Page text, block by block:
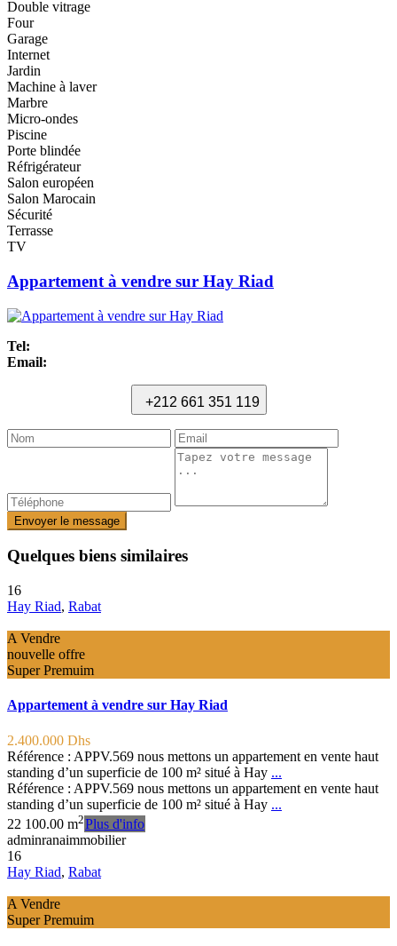
Double vitrage
Four
Garage
Internet
Jardin
Machine à laver
Marbre
Micro-ondes
Piscine
Porte blindée
Réfrigérateur
Salon européen
Salon Marocain
Sécurité
Terrasse
TV
Appartement à vendre sur Hay Riad
Tel:
Email:
+212 661 351 119
Envoyer le message
Quelques biens similaires
16
Hay Riad, Rabat
A Vendre
nouvelle offre
Super Premuim
Appartement à vendre sur Hay Riad
2.400.000 Dhs
Référence : APPV.569 nous mettons un appartement en vente haut
standing d’un superficie de 100 m² situé à Hay ...
Référence : APPV.569 nous mettons un appartement en vente haut
standing d’un superficie de 100 m² situé à Hay ...
22 100.00 m2Plus d'info
adminranaimmobilier
16
Hay Riad, Rabat
A Vendre
Super Premuim